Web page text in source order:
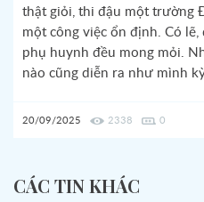
thật giỏi, thi đậu một trường
một công việc ổn định. Có
phụ huynh đều mong mỏi.
nào cũng diễn ra như mình
20/09/2025 2338 0
CÁC TIN KHÁC